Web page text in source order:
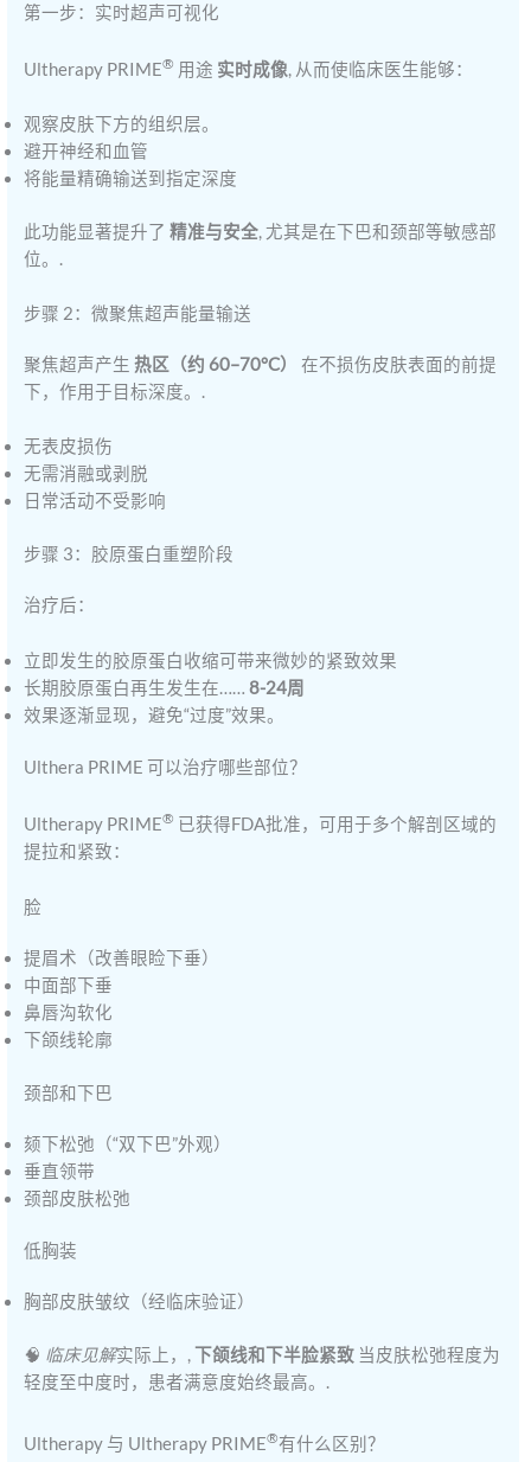
第一步：实时超声可视化
Ultherapy PRIME® 用途 实时成像, 从而使临床医生能够：
观察皮肤下方的组织层。
避开神经和血管
将能量精确输送到指定深度
此功能显著提升了精准与安全, 尤其是在下巴和颈部等敏感部
位。.
步骤 2：微聚焦超声能量输送
聚焦超声产生热区（约 60–70°C）
在不损伤皮肤表面的前提
下，作用于目标深度。.
无表皮损伤
无需消融或剥脱
日常活动不受影响
步骤 3：胶原蛋白重塑阶段
治疗后：
立即发生的胶原蛋白收缩可带来微妙的紧致效果
长期胶原蛋白再生发生在……8-24周
效果逐渐显现，避免“过度”效果。
Ulthera PRIME 可以治疗哪些部位？
Ultherapy PRIME® 已获得FDA批准，可用于多个解剖区域的
提拉和紧致：
脸
提眉术（改善眼睑下垂）
中面部下垂
鼻唇沟软化
下颌线轮廓
颈部和下巴
颏下松弛（“双下巴”外观）
垂直领带
颈部皮肤松弛
低胸装
胸部皮肤皱纹（经临床验证）
🧠 临床见解实际上，,下颌线和下半脸紧致 当皮肤松弛程度为
轻度至中度时，患者满意度始终最高。.
Ultherapy 与 Ultherapy PRIME®有什么区别？